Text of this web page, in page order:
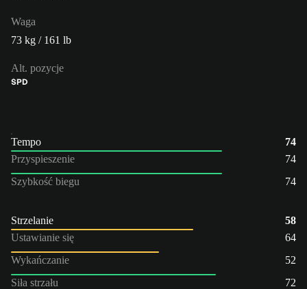
Waga
73 kg / 161 lb
Alt. pozycje
ŚPD
Tempo
74
Przyspieszenie
74
Szybkość biegu
74
Strzelanie
58
Ustawianie się
64
Wykańczanie
52
Siła strzału
72